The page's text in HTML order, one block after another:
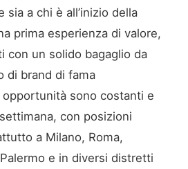
sia a chi è all’inizio della
prima esperienza di valore,
con un solido bagaglio da
di brand di fama
sono costanti e
con posizioni
a Milano, Roma,
e in diversi distretti